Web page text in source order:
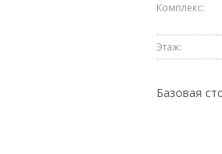
Комплекс:
Этаж:
Базовая